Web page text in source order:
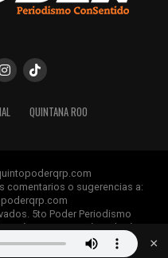
QUINTANA ROO
comentarios o sugerencias a:
5to Poder Periodismo
retransmisión, edición y
sin permiso previo.
×